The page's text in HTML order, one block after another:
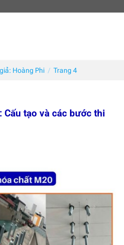
Hoàng Phi / Trang 4
tạo và các bước thi